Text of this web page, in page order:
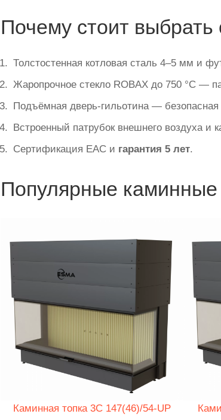
Почему стоит
Толстостенная котловая сталь 4–5 мм и
Жаропрочное стекло ROBAX до 750 °C —
Подъёмная дверь-гильотина —
Встроенный патрубок внешнего воздуха и
Сертификация ЕАС и гарантия 5 лет.
Популярные каминные
Каминная топка 3C 147(46)/54-UP